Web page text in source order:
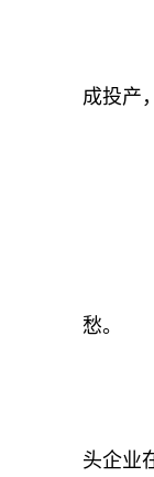
成投产
愁。
头企业